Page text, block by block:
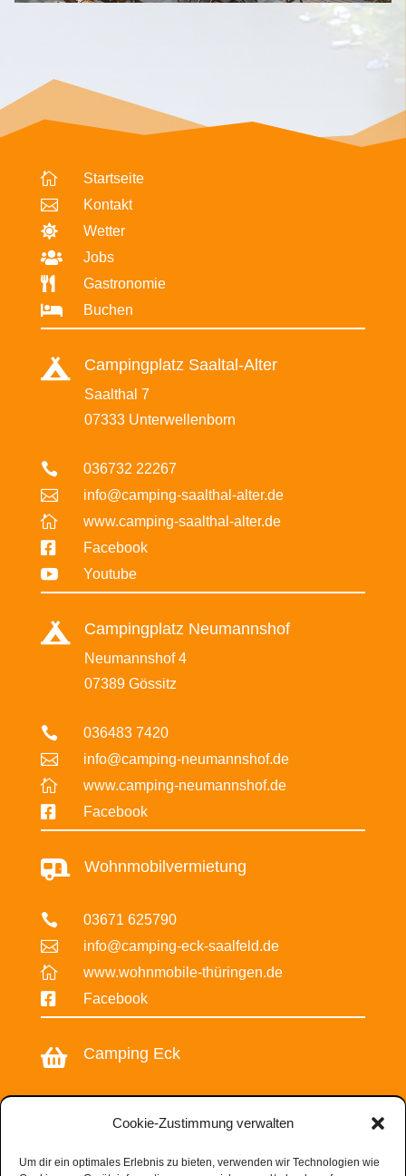
Cookie-Zustimmung verwalten
Um dir ein optimales Erlebnis zu bieten, verwenden wir Technologien wie
 Startseite
 Kontakt
 Wetter
 Jobs
 Gastronomie
 Buchen
 Campingplatz Saaltal-Alter
Saalthal 7
07333 Unterwellenborn
 036732 22267
 info@camping-saalthal-alter.de
 www.camping-saalthal-alter.de
 Facebook
 Youtube
 Campingplatz Neumannshof
Neumannshof 4
07389 Gössitz
 036483 7420
 info@camping-neumannshof.de
 www.camping-neumannshof.de
 Facebook
 Wohnmobilvermietung
 03671 625790
 info@camping-eck-saalfeld.de
 www.wohnmobile-thüringen.de
 Facebook
 Camping Eck
info@camping-eck-saalfeld.de
 www.camping-eck-saalfeld.de